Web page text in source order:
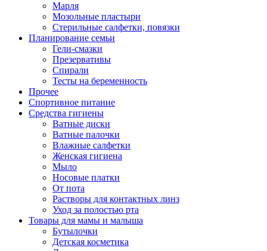
Марля
Мозольные пластыри
Стерильные салфетки, повязки
Планирование семьи
Гели-смазки
Презервативы
Спирали
Тесты на беременность
Прочее
Спортивное питание
Средства гигиены
Ватные диски
Ватные палочки
Влажные салфетки
Женская гигиена
Мыло
Носовые платки
От пота
Растворы для контактных линз
Уход за полостью рта
Товары для мамы и малыша
Бутылочки
Детская косметика